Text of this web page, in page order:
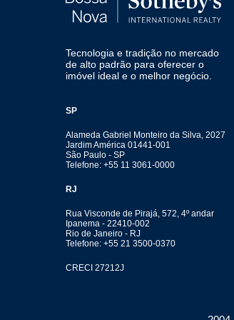
Tecnologia e tradição no mercado
de alto padrão para oferecer o
imóvel ideal e o melhor negócio.
SP
Alameda Gabriel Monteiro da Silva, 2027
Jardim América 01441-001
São Paulo - SP
Telefone: +55 11 3061-0000
RJ
Rua Visconde de Pirajá, 572, 4º andar
Ipanema - 22410-002
Rio de Janeiro - RJ
Telefone: +55 21 3500-0370
CRECI 27212J